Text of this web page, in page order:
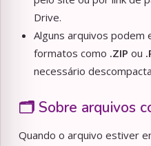
Drive.
Alguns arquivos podem
formatos como .ZIP ou
necessário
🗂️ Sobre arquivos
Quando o arquivo estiver